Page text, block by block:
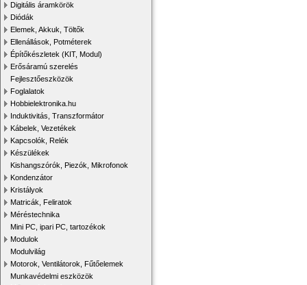
Digitális áramkörök
Diódák
Elemek, Akkuk, Töltők
Ellenállások, Potméterek
Építőkészletek (KIT, Modul)
Erősáramú szerelés
Fejlesztőeszközök
Foglalatok
Hobbielektronika.hu
Induktivitás, Transzformátor
Kábelek, Vezetékek
Kapcsolók, Relék
Készülékek
Kishangszórók, Piezók, Mikrofonok
Kondenzátor
Kristályok
Matricák, Feliratok
Méréstechnika
Mini PC, ipari PC, tartozékok
Modulok
Modulvilág
Motorok, Ventilátorok, Fűtőelemek
Munkavédelmi eszközök